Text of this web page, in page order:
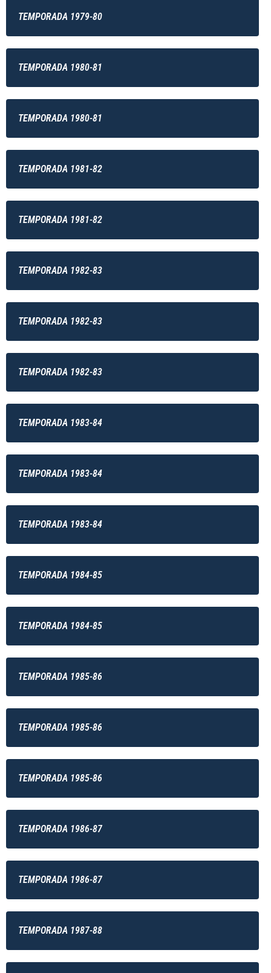
TEMPORADA 1979-80
TEMPORADA 1980-81
TEMPORADA 1980-81
TEMPORADA 1981-82
TEMPORADA 1981-82
TEMPORADA 1982-83
TEMPORADA 1982-83
TEMPORADA 1982-83
TEMPORADA 1983-84
TEMPORADA 1983-84
TEMPORADA 1983-84
TEMPORADA 1984-85
TEMPORADA 1984-85
TEMPORADA 1985-86
TEMPORADA 1985-86
TEMPORADA 1985-86
TEMPORADA 1986-87
TEMPORADA 1986-87
TEMPORADA 1987-88